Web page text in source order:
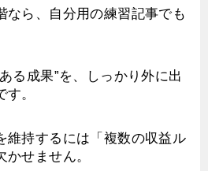
なら、自分用の練習記事でも
る成果”を、しっかり外に出
。
維持するには「複数の収益ル
せません。